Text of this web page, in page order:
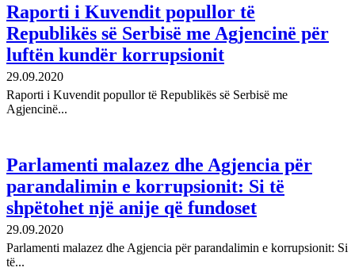
Raporti i Kuvendit popullor të
Republikës së Serbisë me Agjencinë për
luftën kundër korrupsionit
29.09.2020
Raporti i Kuvendit popullor të Republikës së Serbisë me
Agjencinë...
Parlamenti malazez dhe Agjencia për
parandalimin e korrupsionit: Si të
shpëtohet një anije që fundoset
29.09.2020
Parlamenti malazez dhe Agjencia për parandalimin e korrupsionit: Si
të...